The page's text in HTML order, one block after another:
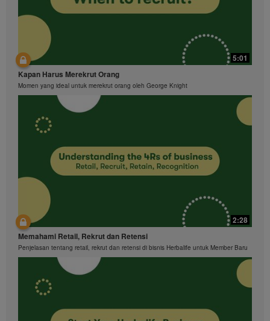
5:01
Kapan Harus Merekrut Orang
Momen yang ideal untuk merekrut orang oleh George Knight
2:28
Memahami Retail, Rekrut dan Retensi
Penjelasan tentang retail, rekrut dan retensi di bisnis Herbalife untuk Member Baru